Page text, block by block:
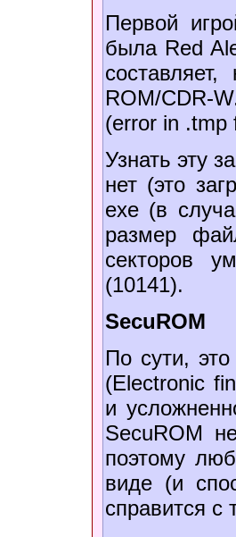
Первой
была Red
ROM/CDR-
(error in .tmp
Узнать эту
нет (это
exe (в
размер
секторов
(10141).
SecuROM
По сути,
(Electronic
и
SecuROM
поэтому
виде (и
справится с